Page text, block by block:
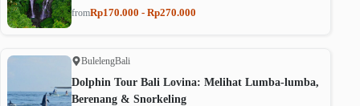
fromRp170.000 - Rp270.000
BulelengBali
Dolphin Tour Bali Lovina: Melihat Lumba-lumba,
Berenang & Snorkeling